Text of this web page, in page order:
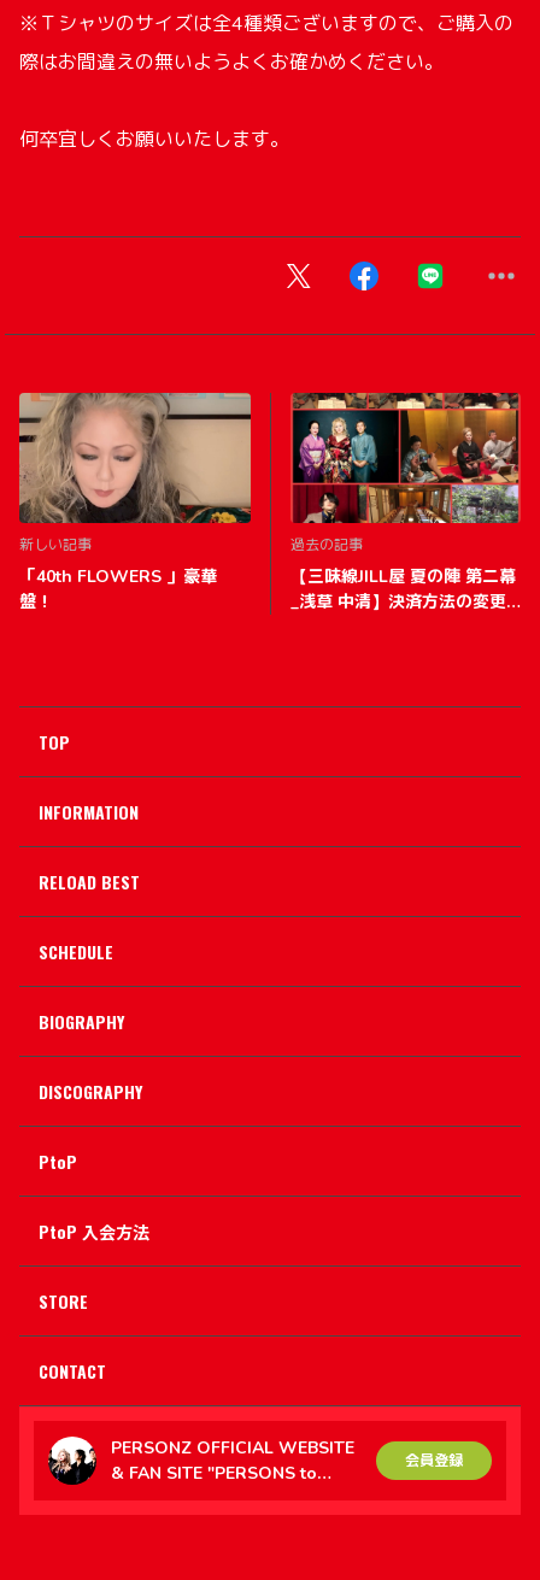
※ Ｔシャツのサイズは全4種類ございますので、ご購入の
際はお間違えの無いようよくお確かめください。
何卒宜しくお願いいたします。
新しい記事
「40th FLOWERS 」豪華
盤！
過去の記事
【三味線JILL屋 夏の陣 第二幕
_浅草 中清】決済方法の変更
TOP
INFORMATION
RELOAD BEST
SCHEDULE
BIOGRAPHY
DISCOGRAPHY
PtoP
PtoP 入会方法
STORE
CONTACT
PERSONZ OFFICIAL WEBSITE
& FAN SITE "PERSONS to
PERSONZ（PtoP）"
会員登録